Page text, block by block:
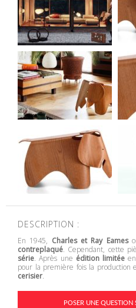
DESCRIPTION :
En 1945, Charles et Ray Eames
contreplaqué. Cependant, cette
série. Après une édition limitée
pour la première fois la production
cerisier.
POSER UNE QUESTION